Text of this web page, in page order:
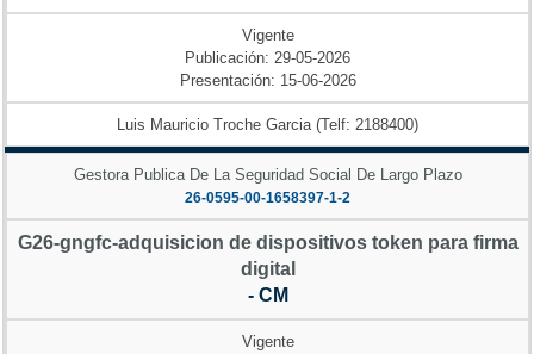
Vigente
Publicación: 29-05-2026
Presentación: 15-06-2026
Luis Mauricio Troche Garcia (Telf: 2188400)
Gestora Publica De La Seguridad Social De Largo Plazo
26-0595-00-1658397-1-2
G26-gngfc-adquisicion de dispositivos token para firma
digital
- CM
Vigente